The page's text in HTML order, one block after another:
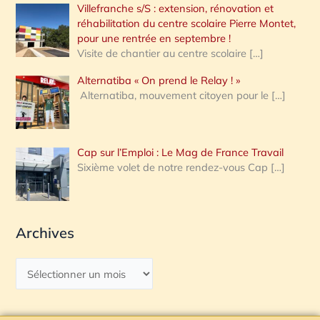
Villefranche s/S : extension, rénovation et
réhabilitation du centre scolaire Pierre Montet,
pour une rentrée en septembre !
Visite de chantier au centre scolaire […]
Alternatiba « On prend le Relay ! »
Alternatiba, mouvement citoyen pour le […]
Cap sur l’Emploi : Le Mag de France Travail
Sixième volet de notre rendez-vous Cap […]
Archives